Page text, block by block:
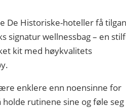
De Historiske-hoteller få
signatur wellnessbag – en
kit med høykvalitets
enklere enn noensinne for
holde rutinene sine og føle seg